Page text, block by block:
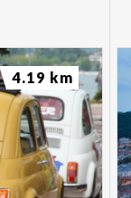
4.19 km